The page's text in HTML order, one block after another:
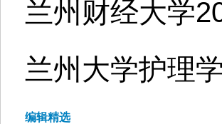
兰州财经大学
兰州大学护理
编辑精选